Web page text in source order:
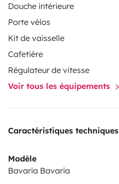
Douche intérieure
Porte vélos
Kit de vaisselle
Cafetière
Régulateur de vitesse
Voir tous les équipements
Caractéristiques techniques
Modèle
Bavaria Bavaria